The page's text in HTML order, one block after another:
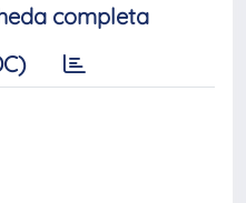
completa